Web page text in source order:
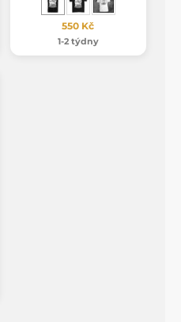
550 Kč
1-2 týdny